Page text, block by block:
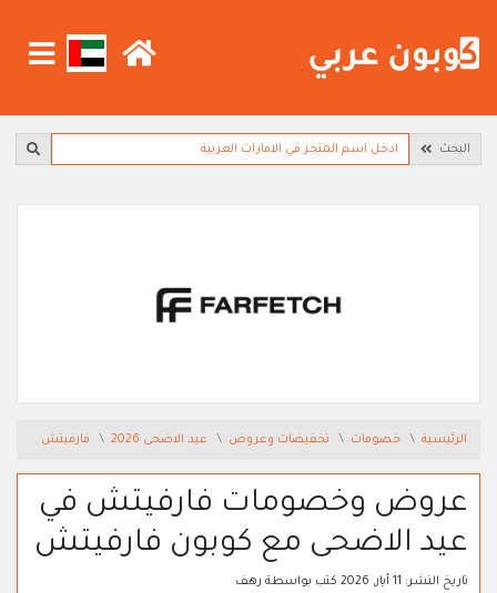
البحث
الرئيسية خصومات تخفيضات وعروض عيد الاضحى 2026 فارفيتش
عروض وخصومات فارفيتش في
عيد الاضحى مع كوبون فارفيتش
تاريخ النشر: 11 أيار, 2026 كتب بواسطة رهف